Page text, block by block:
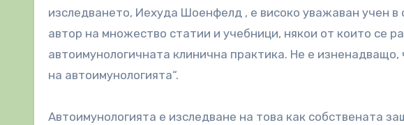
изследването, Иехуда Шоенфелд , е високо уважаван учен
автор на множество статии и учебници, някои от които се
автоимунологичната клинична практика. Не е
на автоимунологията“.
Автоимунологията е изследване на това как собствената